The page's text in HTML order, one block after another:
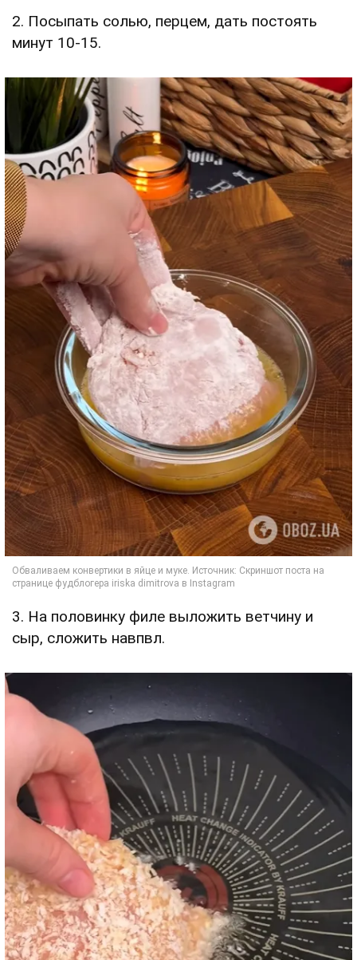
2. Посыпать солью, перцем, дать постоять
минут 10-15.
3. На половинку филе выложить ветчину и
сыр, сложить навпвл.